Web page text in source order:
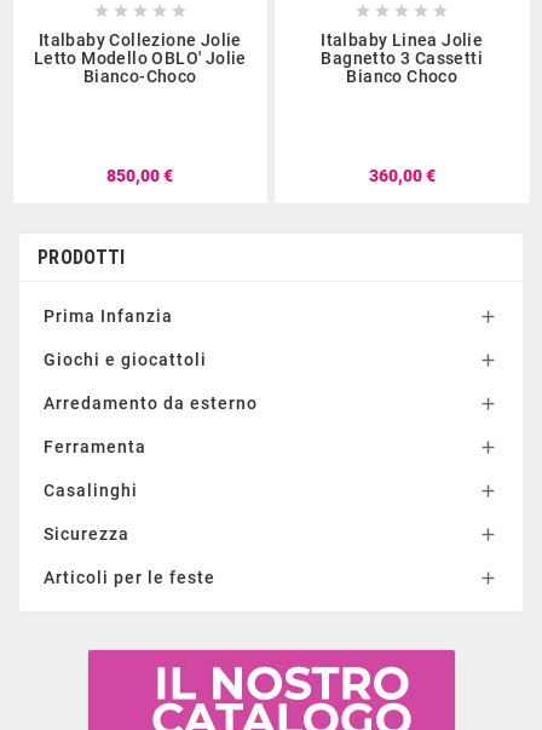
    
Italbaby Collezione Jolie
Letto Modello OBLO' Jolie
Bianco-Choco
850,00 €
    
Italbaby Linea Jolie
Bagnetto 3 Cassetti
Bianco Choco
360,00 €
PRODOTTI
Prima Infanzia 
Giochi e giocattoli 
Arredamento da esterno 
Ferramenta 
Casalinghi 
Sicurezza 
Articoli per le feste 